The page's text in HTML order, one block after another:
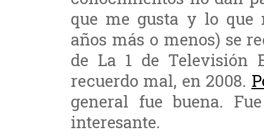
que me gusta y lo que
años más o menos) se
de La 1 de Televisión
recuerdo mal, en 2008.
general fue buena.
interesante.